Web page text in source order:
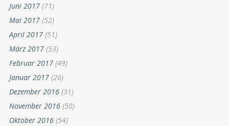
Juni 2017 (71)
Mai 2017 (52)
April 2017 (51)
März 2017 (53)
Februar 2017 (49)
Januar 2017 (26)
Dezember 2016 (31)
November 2016 (50)
Oktober 2016 (54)